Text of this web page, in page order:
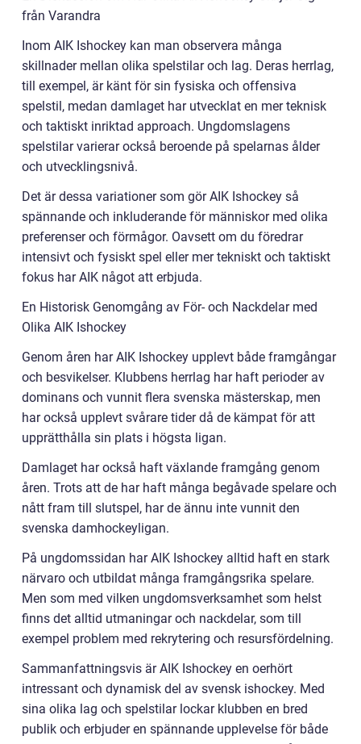
från Varandra
Inom AIK Ishockey kan man observera många
skillnader mellan olika spelstilar och lag. Deras herrlag,
till exempel, är känt för sin fysiska och offensiva
spelstil, medan damlaget har utvecklat en mer teknisk
och taktiskt inriktad approach. Ungdomslagens
spelstilar varierar också beroende på spelarnas ålder
och utvecklingsnivå.
Det är dessa variationer som gör AIK Ishockey så
spännande och inkluderande för människor med olika
preferenser och förmågor. Oavsett om du föredrar
intensivt och fysiskt spel eller mer tekniskt och taktiskt
fokus har AIK något att erbjuda.
En Historisk Genomgång av För- och Nackdelar med
Olika AIK Ishockey
Genom åren har AIK Ishockey upplevt både framgångar
och besvikelser. Klubbens herrlag har haft perioder av
dominans och vunnit flera svenska mästerskap, men
har också upplevt svårare tider då de kämpat för att
upprätthålla sin plats i högsta ligan.
Damlaget har också haft växlande framgång genom
åren. Trots att de har haft många begåvade spelare och
nått fram till slutspel, har de ännu inte vunnit den
svenska damhockeyligan.
På ungdomssidan har AIK Ishockey alltid haft en stark
närvaro och utbildat många framgångsrika spelare.
Men som med vilken ungdomsverksamhet som helst
finns det alltid utmaningar och nackdelar, som till
exempel problem med rekrytering och resursfördelning.
Sammanfattningsvis är AIK Ishockey en oerhört
intressant och dynamisk del av svensk ishockey. Med
sina olika lag och spelstilar lockar klubben en bred
publik och erbjuder en spännande upplevelse för både